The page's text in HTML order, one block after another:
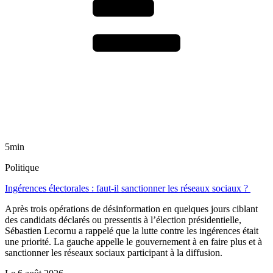
5min
Politique
Ingérences électorales : faut-il sanctionner les réseaux sociaux ?
Après trois opérations de désinformation en quelques jours ciblant
des candidats déclarés ou pressentis à l’élection présidentielle,
Sébastien Lecornu a rappelé que la lutte contre les ingérences était
une priorité. La gauche appelle le gouvernement à en faire plus et à
sanctionner les réseaux sociaux participant à la diffusion.